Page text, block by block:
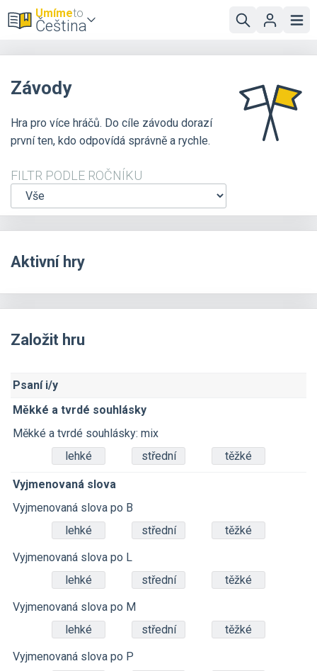
Umímeto
Čeština
Závody
Hra pro více hráčů. Do cíle závodu dorazí
první ten, kdo odpovídá správně a rychle.
FILTR PODLE ROČNÍKU
Aktivní hry
Založit hru
Psaní i/y
Měkké a tvrdé souhlásky
Měkké a tvrdé souhlásky: mix
lehké
střední těžké
Vyjmenovaná slova
Vyjmenovaná slova po B
lehké
střední těžké
Vyjmenovaná slova po L
lehké
střední těžké
Vyjmenovaná slova po M
lehké
střední těžké
Vyjmenovaná slova po P